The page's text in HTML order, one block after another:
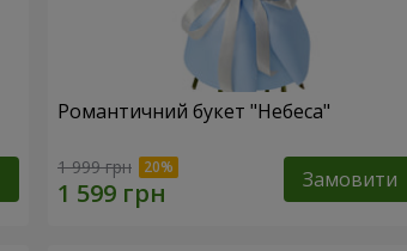
Романтичний букет "Небеса"
1 999 грн Замовити